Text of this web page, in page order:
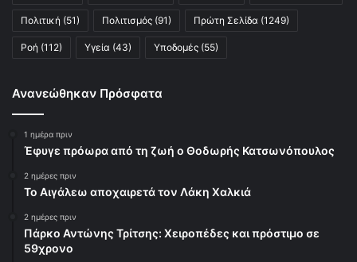
Πολιτική (51) Πολιτισμός (91) Πρώτη Σελίδα (1249)
Ροή (112) Υγεία (43) Υποδομές (55)
Ανανεώθηκαν Πρόσφατα
1 ημέρα πριν
Έφυγε πρόωρα από τη ζωή ο Θοδωρής Κατσωνόπουλος
2 ημέρες πριν
Το Αιγάλεω αποχαιρετά τον Λάκη Χαλκιά
2 ημέρες πριν
Πάρκο Αντώνης Τρίτσης: Χειροπέδες και πρόστιμο σε
59χρονο